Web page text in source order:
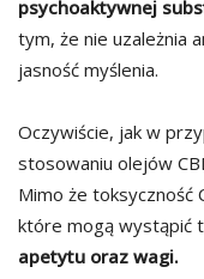
psychoaktywnej
tym, że nie uzależnia
jasność myślenia.
Oczywiście, jak w
stosowaniu olejów
Mimo że toksyczność
które mogą wystąpić
apetytu oraz wagi.